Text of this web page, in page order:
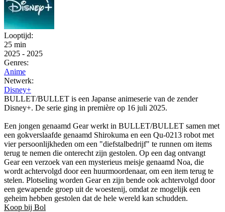
Looptijd:
25 min
2025 - 2025
Genres:
Anime
Netwerk:
Disney+
BULLET/BULLET is een Japanse animeserie van de zender
Disney+. De serie ging in première op 16 juli 2025.
Een jongen genaamd Gear werkt in BULLET/BULLET samen met
een gokverslaafde genaamd Shirokuma en een Qu-0213 robot met
vier persoonlijkheden om een ​​"diefstalbedrijf" te runnen om items
terug te nemen die onterecht zijn gestolen. Op een dag ontvangt
Gear een verzoek van een mysterieus meisje genaamd Noa, die
wordt achtervolgd door een huurmoordenaar, om een ​​item terug te
stelen. Plotseling worden Gear en zijn bende ook achtervolgd door
een gewapende groep uit de woestenij, omdat ze mogelijk een
geheim hebben gestolen dat de hele wereld kan schudden.
Koop bij Bol